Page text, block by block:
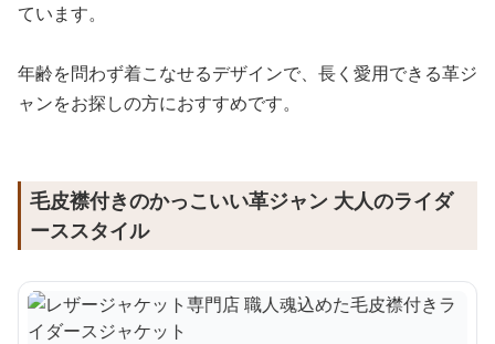
ています。
年齢を問わず着こなせるデザインで、長く愛用できる革ジ
ャンをお探しの方におすすめです。
毛皮襟付きのかっこいい革ジャン 大人のライダ
ーススタイル